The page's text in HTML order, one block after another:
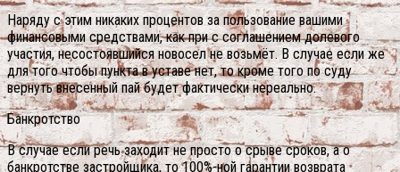
Наряду с этим никаких процентов за пользование вашими
финансовыми средствами, как при с соглашением долевого
участия, несостоявшийся новосел не возьмёт. В случае если же
для того чтобы пункта в уставе нет, то кроме того по суду
вернуть внесенный пай будет фактически нереально.
Банкротство
В случае если речь заходит не просто о срыве сроков, а о
банкротстве застройщика, то 100%-ной гарантии возврата